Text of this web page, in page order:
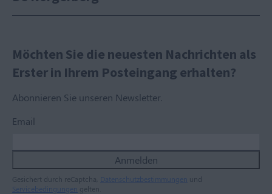
Möchten Sie die neuesten Nachrichten als
Erster in Ihrem Posteingang erhalten?
Abonnieren Sie unseren Newsletter.
Email
Anmelden
Gesichert durch reCaptcha, Datenschutzbestimmungen und
Servicebedingungen gelten.